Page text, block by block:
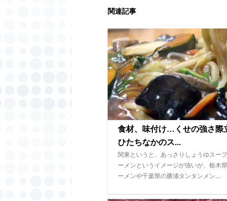
関連記事
食材、味付け…くせの強さ
ひたちなかのス...
関東というと、あっさりしょうゆスー
ーメンというイメージが強いが、栃木
ーメンや千葉県の勝浦タンタンメン…